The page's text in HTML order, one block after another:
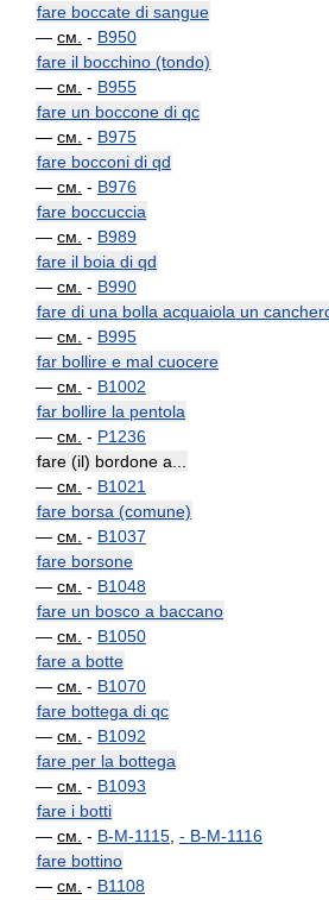
fare boccate di sangue
— см. - B950
fare il bocchino (tondo)
— см. - B955
fare un boccone di qc
— см. - B975
fare bocconi di qd
— см. - B976
fare boccuccia
— см. - B989
fare il boia di qd
— см. - B990
fare di una bolla acquaiola un
— см. - B995
far bollire e mal cuocere
— см. - B1002
far bollire la pentola
— см. - P1236
fare (il) bordone a...
— см. - B1021
fare borsa (comune)
— см. - B1037
fare borsone
— см. - B1048
fare un bosco a baccano
— см. - B1050
fare a botte
— см. - B1070
fare bottega di qc
— см. - B1092
fare per la bottega
— см. - B1093
fare i botti
— см. - B-M-1115 - B-M-1116
fare bottino
— см. - B1108